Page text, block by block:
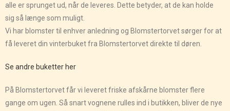
alle er sprunget ud, når de leveres. Dette betyder, at de kan holde
sig så længe som muligt.
Vi har blomster til enhver anledning og Blomstertorvet sørger for at
få leveret din vinterbuket fra Blomstertorvet direkte til døren.
Se andre buketter her
På Blomstertorvet får vi leveret friske afskårne blomster flere
gange om ugen. Så snart vognene rulles ind i butikken, bliver de nye